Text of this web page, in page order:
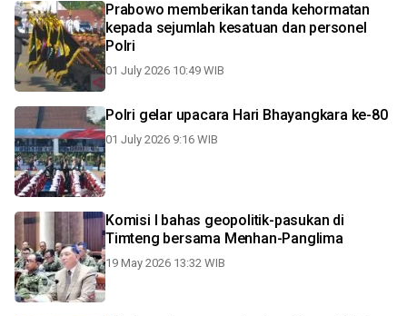
Prabowo memberikan tanda kehormatan
kepada sejumlah kesatuan dan personel
Polri
01 July 2026 10:49 WIB
Polri gelar upacara Hari Bhayangkara ke-80
01 July 2026 9:16 WIB
Komisi l bahas geopolitik-pasukan di
Timteng bersama Menhan-Panglima
19 May 2026 13:32 WIB